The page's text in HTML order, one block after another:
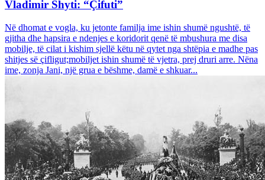
Vladimir Shyti: “Çifuti”
Në dhomat e vogla, ku jetonte familja ime ishin shumë ngushtë, të
gjitha dhe hapsira e ndenjes e koridorit qenë të mbushura me disa
mobilje, të cilat i kishim sjellë këtu në qytet nga shtëpia e madhe pas
shitjes së çifligut;mobiljet ishin shumë të vjetra, prej druri arre. Nëna
ime, zonja Jani, një grua e bëshme, damë e shkuar...